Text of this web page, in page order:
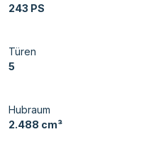
243 PS
Türen
5
Hubraum
2.488 cm³